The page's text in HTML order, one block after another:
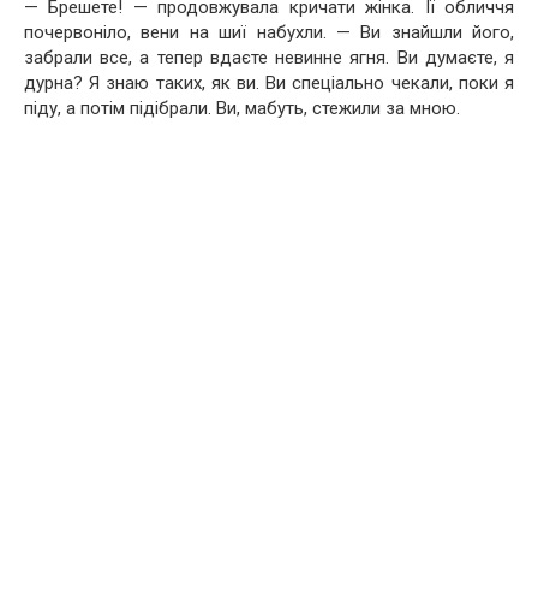
— Брешете! — продовжувала кричати жінка. Її обличчя
почервоніло, вени на шиї набухли. — Ви знайшли його,
забрали все, а тепер вдаєте невинне ягня. Ви думаєте, я
дурна? Я знаю таких, як ви. Ви спеціально чекали, поки я
піду, а потім підібрали. Ви, мабуть, стежили за мною.